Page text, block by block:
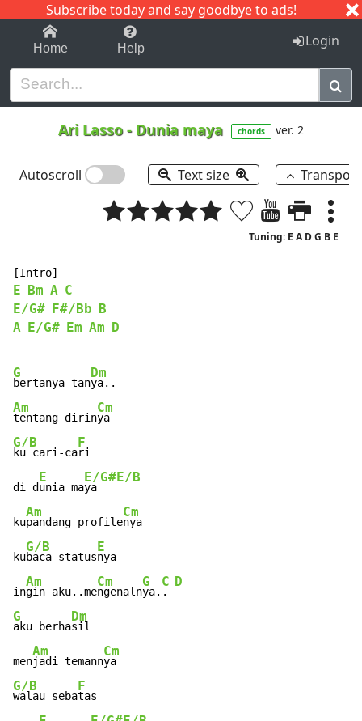
Subscribe today and say goodbye to ads!
1-9 C I J
Home Help Login
Ari Lasso- Dunia maya chords ver. 2
Autoscroll Text size
Tuning: E A D G B E
E Bm A C
E/G#
F#/Bb
B
A
E/G# Em Am D
G
bertanya tan
Dm
Am
tentang dirin
Cm
G/B
ku cari-ca
F
ri
di d
E
unia ma
E/G#
ya
E/B
ku
Am
pandang profile
Cm
nya
ku
G/B
baca status
E
nya
in
Am
gin aku..me
Cm
ngenaln
G
ya.
C
.
D
G
aku berha
Dm
sil
men
Am
jadi temann
Cm
G/B
walau seba
F
tas